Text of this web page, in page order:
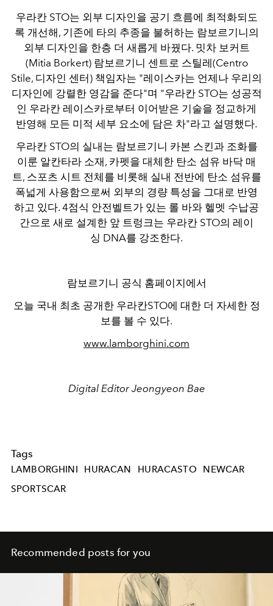
우라칸 STO는 외부 디자인을 공기 흐름에 최적화되도
록 개선해, 기존에 타의 추종을 불허하는 람보르기니의
외부 디자인을 한층 더 새롭게 바꿨다. 밋차 보커트
(Mitia Borkert) 람보르기니 센트로 스틸레(Centro
Stile, 디자인 센터) 책임자는 "레이스카는 언제나 우리의
디자인에 강렬한 영감을 준다"며 "우라칸 STO는 성공적
인 우라칸 레이스카로부터 이어받은 기술을 정교하게
반영해 모든 미적 세부 요소에 담은 차"라고 설명했다.
우라칸 STO의 실내는 람보르기니 카본 스킨과 조화를
이룬 알칸타라 소재, 카펫을 대체한 탄소 섬유 바닥 매
트, 스포츠 시트 전체를 비롯해 실내 전반에 탄소 섬유를
폭넓게 사용함으로써 외부의 경량 특성을 그대로 반영
하고 있다. 4점식 안전벨트가 있는 롤 바와 헬멧 수납공
간으로 새로 설계한 앞 트렁크는 우라칸 STO의 레이
싱 DNA를 강조한다.
람보르기니 공식 홈페이지에서
오늘 국내 최초 공개한 우라칸STO에 대한 더 자세한 정
보를 볼 수 있다.
www.lamborghini.com
Digital Editor Jeongyeon Bae
Tags
LAMBORGHINI HURACAN HURACASTO
NEWCAR
SPORTSCAR
Recommended posts for you